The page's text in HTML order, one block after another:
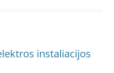
instaliacijos